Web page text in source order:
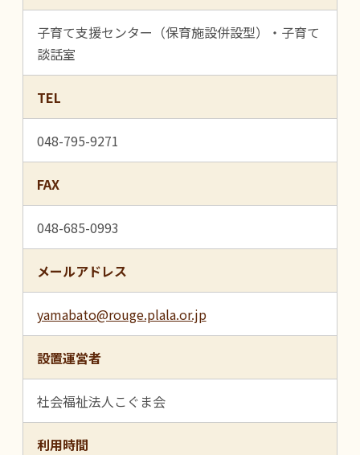
子育て支援センター（保育施設併設型）・子育て
談話室
TEL
048-795-9271
FAX
048-685-0993
メールアドレス
yamabato@rouge.plala.or.jp
設置運営者
社会福祉法人こぐま会
利用時間